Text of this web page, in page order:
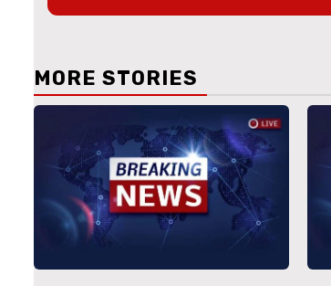
MORE STORIES